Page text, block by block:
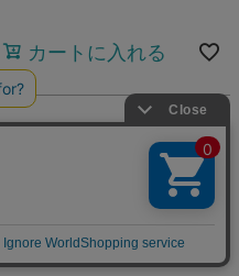
カートに入れる